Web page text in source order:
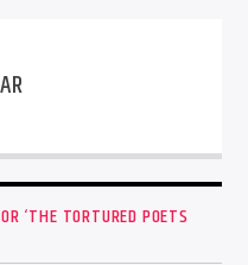
‘THE TORTURED POETS